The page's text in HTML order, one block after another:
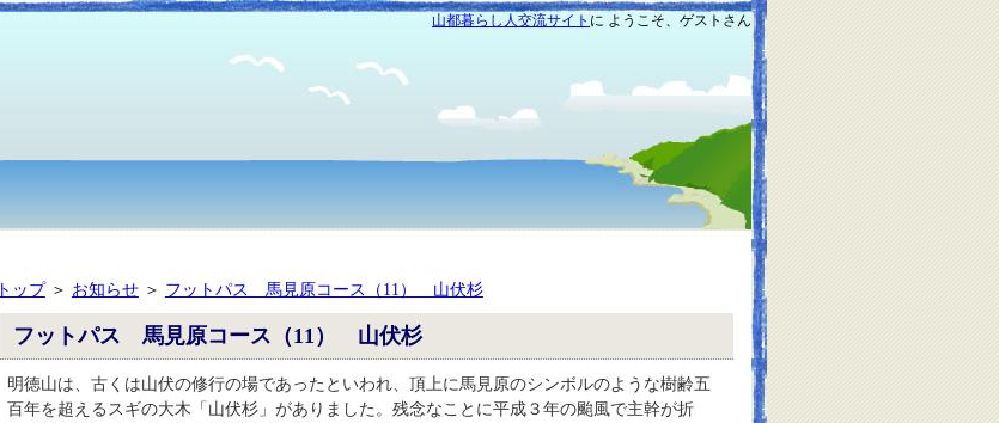
山都暮らし人交流サイト に ようこそ、ゲストさん
トップ＞ お知らせ＞ フットパス 馬見原コース（11） 山伏杉
フットパス 馬見原コース（11） 山伏杉
明徳山は、古くは山伏の修行の場であったといわれ、頂上に馬見原のシンボルのような樹齢五
百年を超えるスギの大木「山伏杉」がありました。残念なことに平成３年の颱風で主幹が折